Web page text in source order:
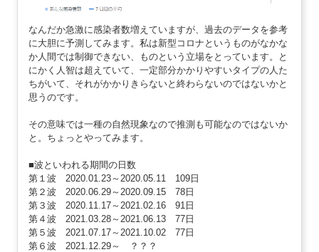
なんだか急激に感染者数増えていますが、過去のデータを参考
に大胆に予測してみます。私は新型コロナというものがなかな
か人間では制御できない、ものという立場をとっています。と
にかく人智は超えていて、一定部分かかりやすいタイプの人た
ちがいて、それがかかりきらないと終わらないのではないかと
思うのです。
その意味では一種の自然現象なので推測も可能なのではないか
と。ちょっとやってみます。
■波といわれる期間の日数
第１波 2020.01.23～2020.05.11 109日
第２波 2020.06.29～2020.09.15 78日
第３波 2020.11.17～2021.02.16 91日
第４波 2021.03.28～2021.06.13 77日
第５波 2021.07.17～2021.10.02 77日
第６波 2021.12.29～ ？？？